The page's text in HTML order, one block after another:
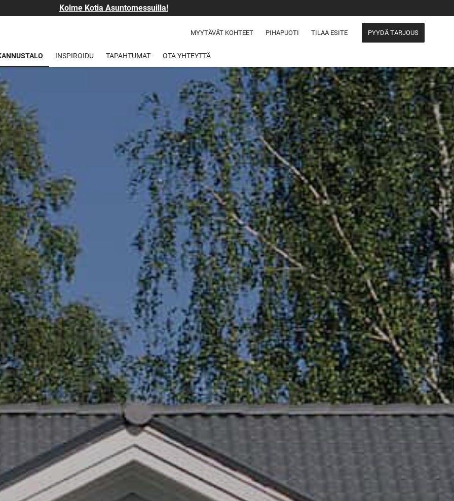
Kolme Kotia Asuntomessuilla!
MYYTÄVÄT KOHTEET PIHAPUOTI TILAA ESITE PYYDÄ TARJOUS
INSPIROIDU TAPAHTUMAT OTA YHTEYTTÄ